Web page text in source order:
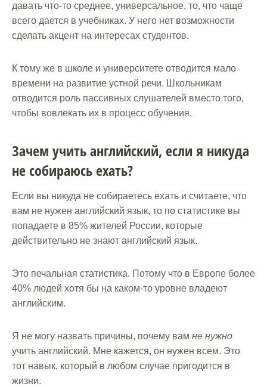
давать что-то среднее, универсальное, то, что чаще
всего дается в учебниках. У него нет возможности
сделать акцент на интересах студентов.
К тому же в школе и университете отводится мало
времени на развитие устной речи. Школьникам
отводится роль пассивных слушателей вместо того,
чтобы вовлекать их в процесс обучения.
Зачем учить английский, если я никуда
не собираюсь ехать?
Если вы никуда не собираетесь ехать и считаете, что
вам не нужен английский язык, то по статистике вы
попадаете в 85% жителей России, которые
действительно не знают английский язык.
Это печальная статистика. Потому что в Европе более
40% людей хотя бы на каком-то уровне владеют
английским.
Я не могу назвать причины, почему вам не нужно
учить английский. Мне кажется, он нужен всем. Это
тот навык, который в любом случае пригодится в
жизни.